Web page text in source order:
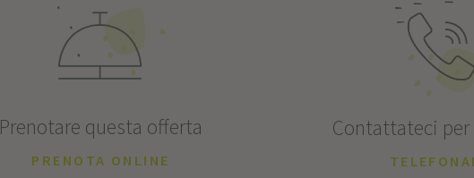
Prenotare questa offerta
PRENOTA ONLINE
Contattateci